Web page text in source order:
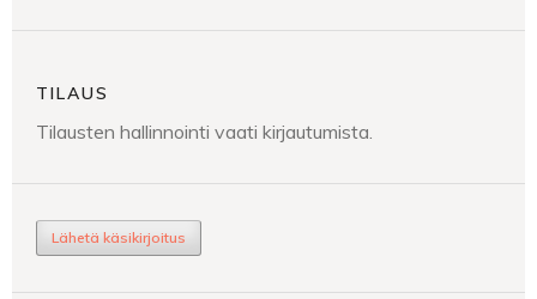
TILAUS
Tilausten hallinnointi vaati kirjautumista.
Lähetä käsikirjoitus